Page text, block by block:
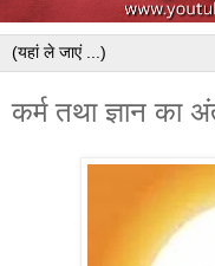
कर्म तथा ज्ञान का